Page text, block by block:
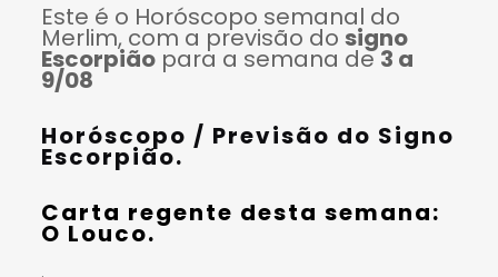
Este é o Horóscopo semanal do
Merlim, com a previsão do signo
Escorpiãopara a semana de3 a
9/08
Horóscopo / Previsão do Signo
Escorpião.
Carta regente desta semana:
O Louco.
.